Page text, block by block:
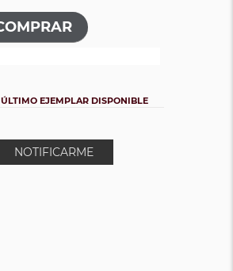
ÚLTIMO EJEMPLAR DISPONIBLE
NOTIFICARME